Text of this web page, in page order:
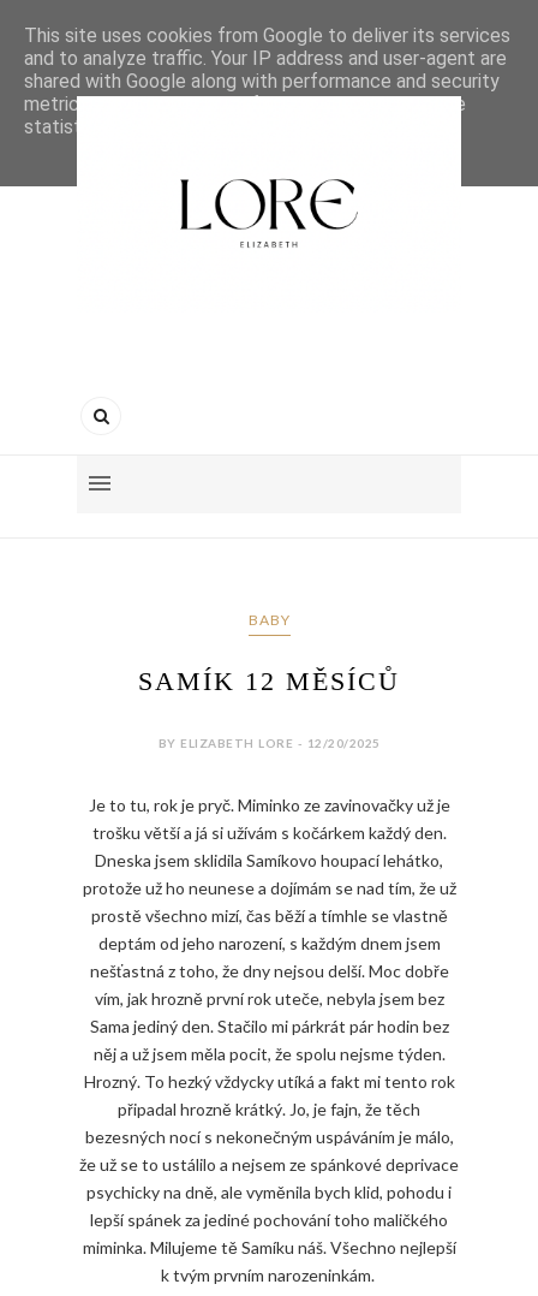
BABY
SAMÍK 12 MĚSÍCŮ
BY ELIZABETH LORE - 12/20/2025
Je to tu, rok je pryč. Miminko ze zavinovačky už je
trošku větší a já si užívám s kočárkem každý den.
Dneska jsem sklidila Samíkovo houpací lehátko,
protože už ho neunese a dojímám se nad tím, že už
prostě všechno mizí, čas běží a tímhle se vlastně
deptám od jeho narození, s každým dnem jsem
nešťastná z toho, že dny nejsou delší. Moc dobře
vím, jak hrozně první rok uteče, nebyla jsem bez
Sama jediný den. Stačilo mi párkrát pár hodin bez
něj a už jsem měla pocit, že spolu nejsme týden.
Hrozný. To hezký vždycky utíká a fakt mi tento rok
připadal hrozně krátký. Jo, je fajn, že těch
bezesných nocí s nekonečným uspáváním je málo,
že už se to ustálilo a nejsem ze spánkové deprivace
psychicky na dně, ale vyměnila bych klid, pohodu i
lepší spánek za jediné pochování toho maličkého
miminka. Milujeme tě Samíku náš. Všechno nejlepší
k tvým prvním narozeninkám.
This site uses cookies from Google to deliver its services
and to analyze traffic. Your IP address and user-agent are
shared with Google along with performance and security
metrics to ensure quality of service, generate usage
statistics, and to detect and address abuse.